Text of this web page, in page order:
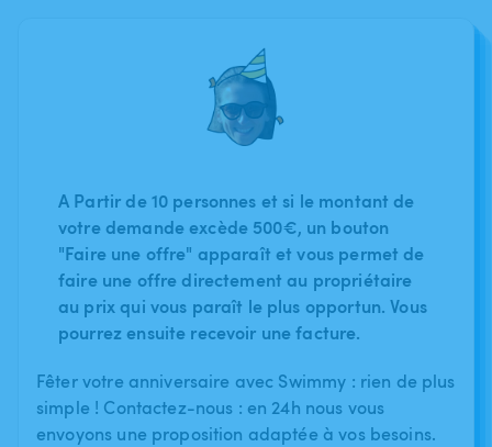
A Partir de 10 personnes et si le montant de
votre demande excède 500€, un bouton
"Faire une offre" apparaît et vous permet de
faire une offre directement au propriétaire
au prix qui vous paraît le plus opportun. Vous
pourrez ensuite recevoir une facture.
Fêter votre anniversaire avec Swimmy : rien de plus
simple ! Contactez-nous : en 24h nous vous
envoyons une proposition adaptée à vos besoins.